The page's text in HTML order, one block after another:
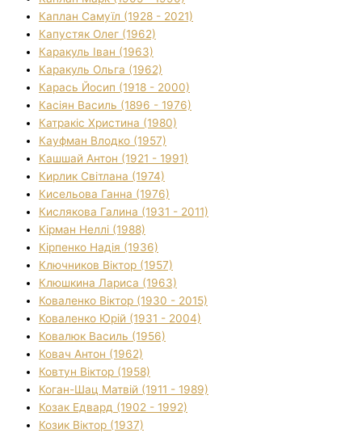
Каплан Самуїл (1928 - 2021)
Капустяк Олег (1962)
Каракуль Іван (1963)
Каракуль Ольга (1962)
Карась Йосип (1918 - 2000)
Касіян Василь (1896 - 1976)
Катракіс Христина (1980)
Кауфман Влодко (1957)
Кашшай Антон (1921 - 1991)
Кирлик Світлана (1974)
Кисельова Ганна (1976)
Кислякова Галина (1931 - 2011)
Кірман Неллі (1988)
Кірпенко Надія (1936)
Ключников Віктор (1957)
Клюшкина Лариса (1963)
Коваленко Віктор (1930 - 2015)
Коваленко Юрій (1931 - 2004)
Ковалюк Василь (1956)
Ковач Антон (1962)
Ковтун Віктор (1958)
Коган-Шац Матвій (1911 - 1989)
Козак Едвард (1902 - 1992)
Козик Віктор (1937)